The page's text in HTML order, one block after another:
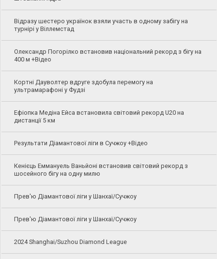
Відразу шестеро українок взяли участь в одному забігу на
турнірі у Віллемстад
Олександр Погорілко встановив національний рекорд з бігу на
400 м +Відео
Кортні Дауволтер вдруге здобула перемогу на
ультрамарафоні у Фудзі
Ефіопка Медіна Ейса встановила світовий рекорд U20 на
дистанції 5 км
Результати Діамантової ліги в Сучжоу +Відео
Кенієць Еммануель Ваньйоні встановив світовий рекорд з
шосейного бігу на одну милю
Прев'ю Діамантової ліги у Шанхаї/Сучжоу
Прев'ю Діамантової ліги у Шанхаї/Сучжоу
2024 Shanghai/Suzhou Diamond League